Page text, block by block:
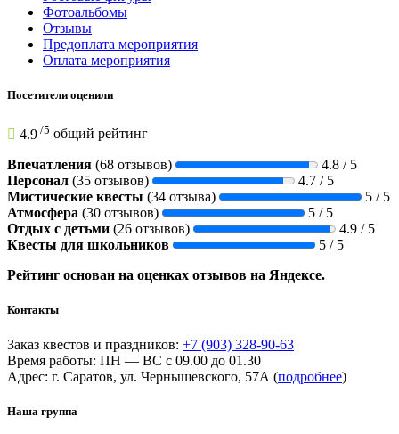
Фотоальбомы
Отзывы
Предоплата мероприятия
Оплата мероприятия
Посетители оценили
4.9 /5 общий рейтинг
Впечатления (68 отзывов)
4.8 / 5
Персонал (35 отзывов)
4.7 / 5
Мистические квесты (34 отзыва)
5 / 5
Атмосфера (30 отзывов)
5 / 5
Отдых с детьми (26 отзывов)
4.9 / 5
Квесты для школьников
5 / 5
Рейтинг основан на оценках отзывов на Яндексе.
Контакты
Заказ квестов и праздников: +7 (903) 328-90-63
Время работы: ПН — ВС с 09.00 до 01.30
Адрес: г. Саратов, ул. Чернышевского, 57А (подробнее)
Наша группа